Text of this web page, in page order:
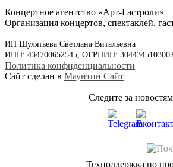
Концертное агентство «Арт-Гастроли»
Организация концертов, спектаклей,
ИП Шулятьева Светлана Витальевна
ИНН: 434700652545, ОГРНИП:
Политика конфиденциальности
Сайт сделан в Маунтин Сайт
Следите за
Техподдержка по